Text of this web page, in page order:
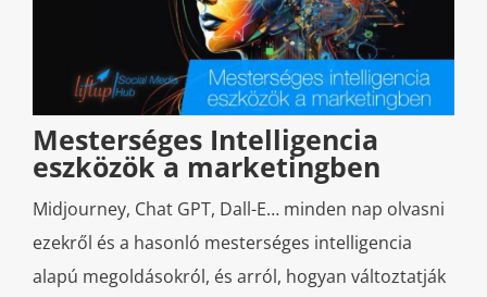
Mesterséges Intelligencia
eszközök a marketingben
Midjourney, Chat GPT, Dall-E… minden nap olvasni
ezekről és a hasonló mesterséges intelligencia
alapú megoldásokról, és arról, hogyan változtatják